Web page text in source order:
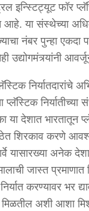
इन्स्टिट्यूट फॉर
आहे. या संस्थेच्या
नंबर पुन्हा एकदा
उद्योगमंत्र्यांनी
निर्यातदारांचे
निर्यातीच्या
या देशात भारतातून
शिरकाव करणे
यासारख्या अनेक
मालाची जास्त
निर्यात करण्यावर भर
मिळतील अशी आशा